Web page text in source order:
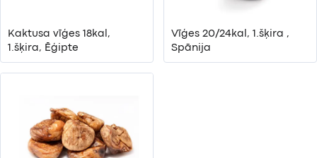
Kaktusa vīģes 18kal,
1.šķira, Ēģipte
Vīģes 20/24kal, 1.šķira ,
Spānija